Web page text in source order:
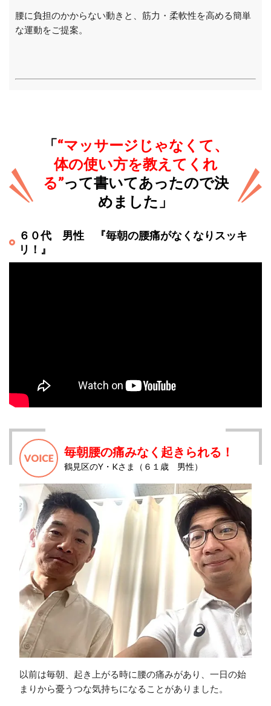
腰に負担のかからない動きと、筋力・柔軟性を高める簡単
な運動をご提案。
「“マッサージじゃなくて、
体の使い方を教えてくれ
る”って書いてあったので決
めました」
６０代 男性 『毎朝の腰痛がなくなりスッキ
リ！』
毎朝腰の痛みなく起きられる！
鶴見区のY・Kさま（６１歳 男性）
以前は毎朝、起き上がる時に腰の痛みがあり、一日の始
まりから憂うつな気持ちになることがありました。